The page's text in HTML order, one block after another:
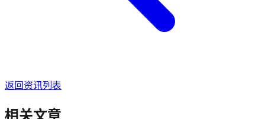
返回资讯列表
相关文章